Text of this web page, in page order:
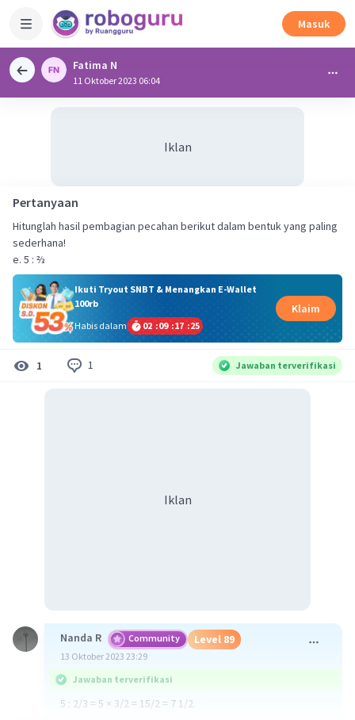
Masuk
Fatima N
11 Oktober 2023 06:04
Iklan
Pertanyaan
Hitunglah hasil pembagian pecahan berikut dalam bentuk yang paling
sederhana!
e. 5 : ⅔
Ikuti Tryout SNBT & Menangkan E-Wallet
100rb
Habis dalam
02 :09 :17 :25
Klaim
1 1 Jawaban terverifikasi
Iklan
Nanda R Community Level 89
13 Oktober 2023 23:29
Jawaban terverifikasi
5 : 2/3 = 5 × 3/2 = 15/2 = 7 1/2.